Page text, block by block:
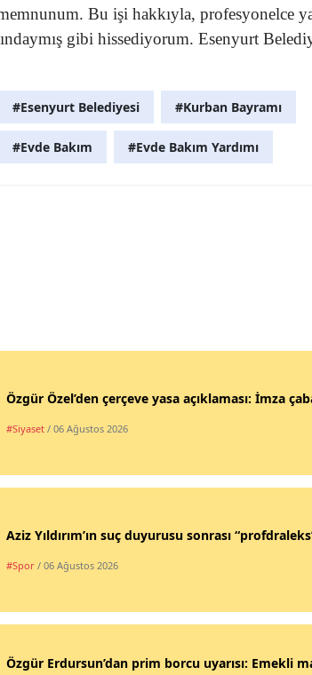
Bu işi hakkıyla, profesyonelce
gibi hissediyorum. Esenyurt
#Esenyurt Belediyesi #Kurban Bayramı
#Evde Bakım #Evde Bakım Yardımı
Özgür Özel’den çerçeve yasa açıklaması: İmza
#Siyaset / 06 Ağustos 2026
Aziz Yıldırım’ın suç duyurusu sonrası
#Spor / 06 Ağustos 2026
Özgür Erdursun’dan prim borcu uyarısı: Emekli